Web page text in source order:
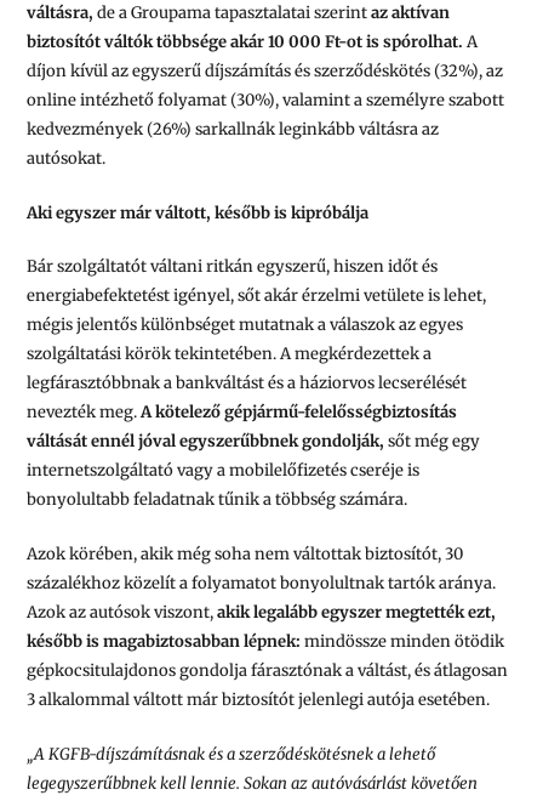
váltásra, de a Groupama tapasztalatai szerintaz aktívan
biztosítót váltók többsége akár 10 000 Ft-ot is spórolhat. A
díjon kívül az egyszerű díjszámítás és szerződéskötés (32%), az
online intézhető folyamat (30%), valamint a személyre szabott
kedvezmények (26%) sarkallnák leginkább váltásra az
autósokat.
Aki egyszer már váltott, később is kipróbálja
Bár szolgáltatót váltani ritkán egyszerű, hiszen időt és
energiabefektetést igényel, sőt akár érzelmi vetülete is lehet,
mégis jelentős különbséget mutatnak a válaszok az egyes
szolgáltatási körök tekintetében. A megkérdezettek a
legfárasztóbbnak a bankváltást és a háziorvos lecserélését
nevezték meg.A kötelező gépjármű-felelősségbiztosítás
váltását ennél jóval egyszerűbbnek gondolják, sőt még egy
internetszolgáltató vagy a mobilelőfizetés cseréje is
bonyolultabb feladatnak tűnik a többség számára.
Azok körében, akik még soha nem váltottak biztosítót, 30
százalékhoz közelít a folyamatot bonyolultnak tartók aránya.
Azok az autósok viszont,akik legalább egyszer megtették ezt,
később is magabiztosabban lépnek:mindössze minden ötödik
gépkocsitulajdonos gondolja fárasztónak a váltást, és átlagosan
3 alkalommal váltott már biztosítót jelenlegi autója esetében.
„A KGFB-díjszámításnak és a szerződéskötésnek a lehető
legegyszerűbbnek kell lennie. Sokan az autóvásárlást követően